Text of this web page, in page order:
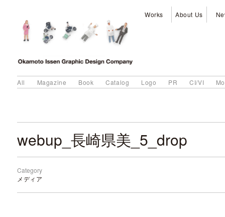
Works About Us
All Magazine Book Catalog Logo PR CI/VI
webup_長崎県美_5_drop
Category
メディア